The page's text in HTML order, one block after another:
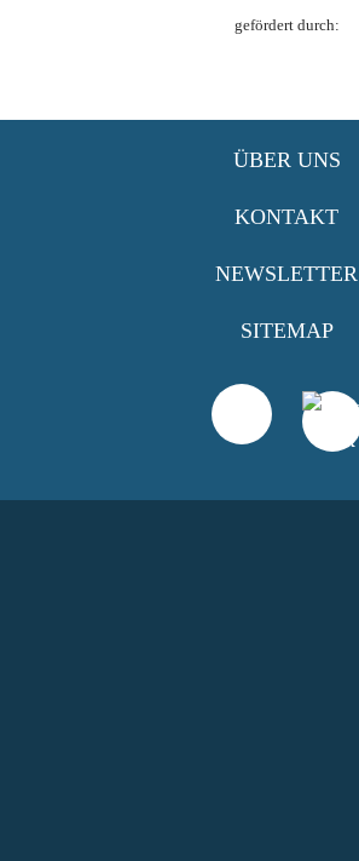
gefördert durch:
ÜBER UNS
KONTAKT
NEWSLETTER
SITEMAP